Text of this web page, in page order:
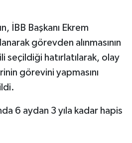
İBB Başkanı Ekrem
görevden alınmasının
seçildiği hatırlatılarak, olay
görevini yapmasını
6 aydan 3 yıla kadar hapis